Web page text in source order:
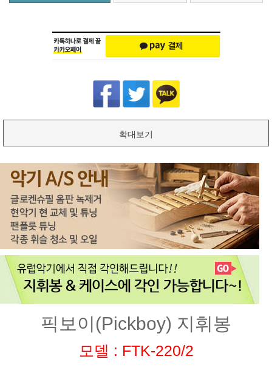
확대보기
픽보이(Pickboy) 지휘봉
모델 : FTK-220/2